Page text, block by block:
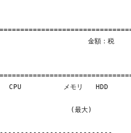
　                       金額：税